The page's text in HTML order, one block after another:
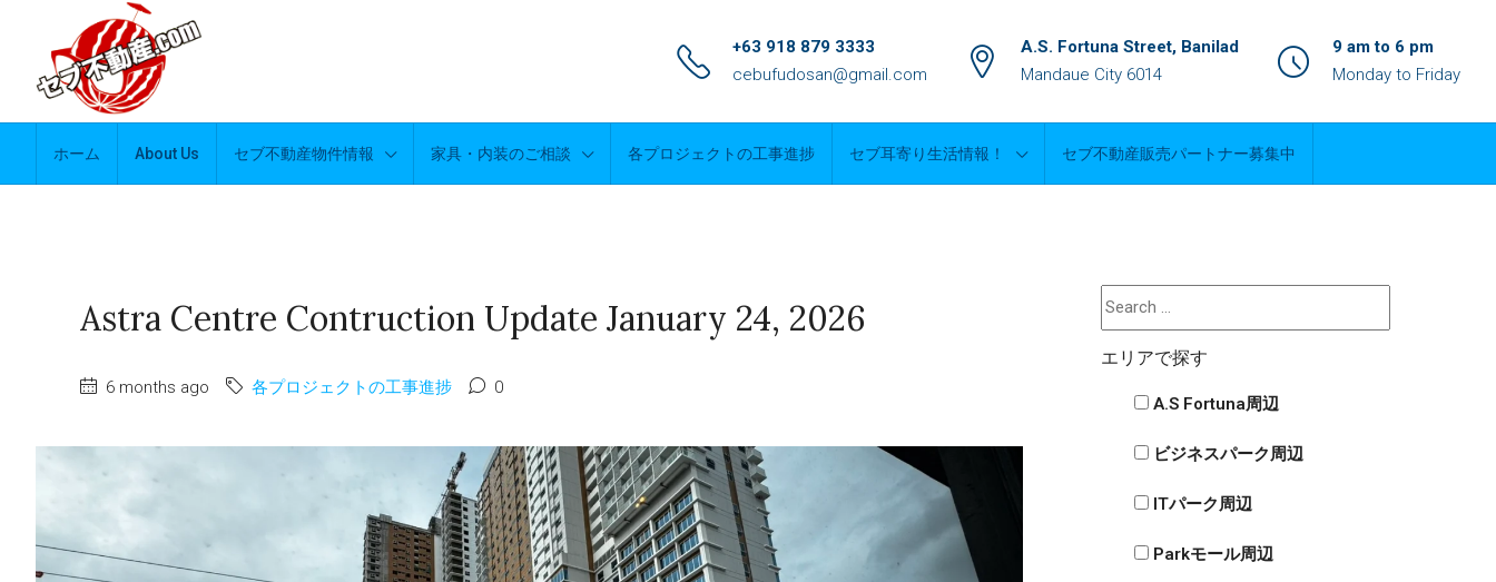
+63 918 879 3333
cebufudosan@gmail.com
A.S. Fortuna Street, Banilad
Mandaue City 6014
9 am to 6 pm
Monday to Friday
ホーム About Us セブ不動産物件情報 家具・内装のご相談 各プロジェクトの工事進捗 セブ耳寄り生活情報！ セブ不動産販売パートナー募集中
Astra Centre Contruction Update January 24, 2026
6 months ago 各プロジェクトの工事進捗 0
エリアで探す
A.S Fortuna周辺
ビジネスパーク周辺
ITパーク周辺
Parkモール周辺